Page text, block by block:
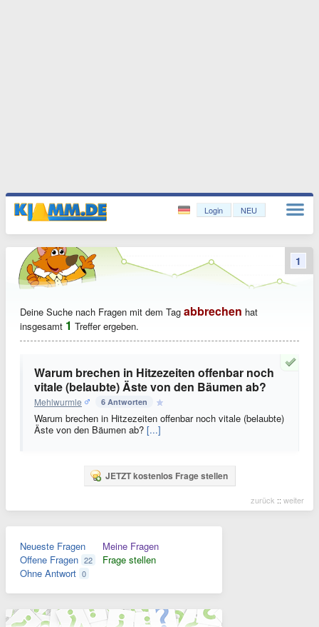
Login NEU
Deine Suche nach Fragen mit dem Tag abbrechen hat
insgesamt 1 Treffer ergeben.
Warum brechen in Hitzezeiten offenbar noch
vitale (belaubte) Äste von den Bäumen ab?
Mehlwurmle 6 Antworten
Warum brechen in Hitzezeiten offenbar noch vitale (belaubte)
Äste von den Bäumen ab? [...]
JETZT kostenlos Frage stellen
zurück :: weiter
1
Neueste Fragen
Offene Fragen 22
Ohne Antwort 0
Meine Fragen
Frage stellen